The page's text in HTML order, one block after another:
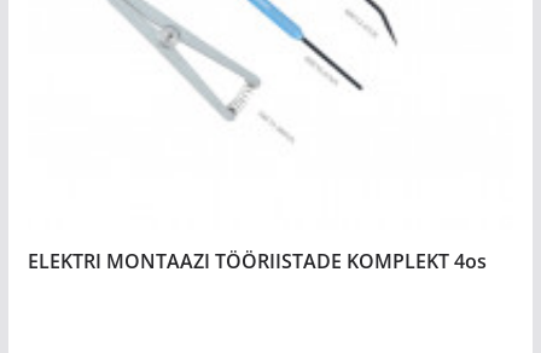
ELEKTRI MONTAAZI TÖÖRIISTADE KOMPLEKT 4os